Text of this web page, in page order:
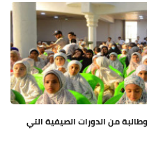
تحتفي بتخرج (٤٨٠٠) طالب وطالبة من الدورات الصيفية التي